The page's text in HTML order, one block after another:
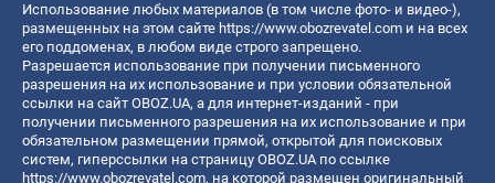
Использование любых материалов (в том числе фото- и видео-),
размещенных на этом сайте https://www.obozrevatel.com и на всех
его поддоменах, в любом виде строго запрещено.
Разрешается использование при получении письменного
разрешения на их использование и при условии обязательной
ссылки на сайт OBOZ.UA, а для интернет-изданий - при
получении письменного разрешения на их использование и при
обязательном размещении прямой, открытой для поисковых
систем, гиперссылки на страницу OBOZ.UA по ссылке
https://www.obozrevatel.com, на которой размещен оригинальный